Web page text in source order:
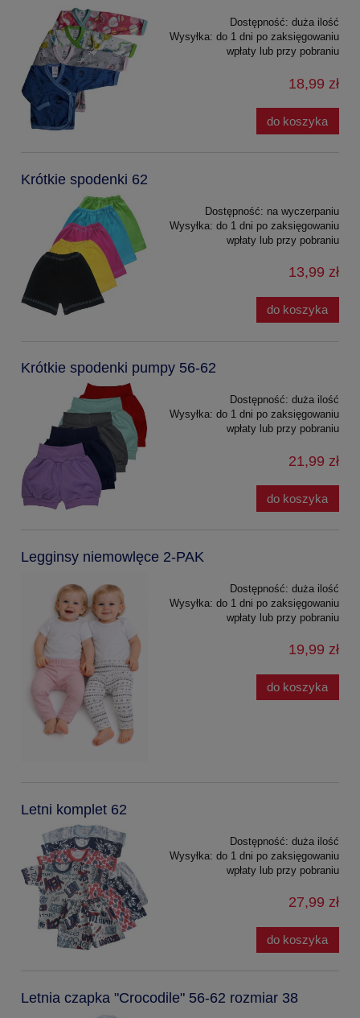
Dostępność: duża ilość
Wysyłka: do 1 dni po zaksięgowaniu
wpłaty lub przy pobraniu
18,99 zł
do koszyka
Krótkie spodenki 62
Dostępność: na wyczerpaniu
Wysyłka: do 1 dni po zaksięgowaniu
wpłaty lub przy pobraniu
13,99 zł
do koszyka
Krótkie spodenki pumpy 56-62
Dostępność: duża ilość
Wysyłka: do 1 dni po zaksięgowaniu
wpłaty lub przy pobraniu
21,99 zł
do koszyka
Legginsy niemowlęce 2-PAK
Dostępność: duża ilość
Wysyłka: do 1 dni po zaksięgowaniu
wpłaty lub przy pobraniu
19,99 zł
do koszyka
Letni komplet 62
Dostępność: duża ilość
Wysyłka: do 1 dni po zaksięgowaniu
wpłaty lub przy pobraniu
27,99 zł
do koszyka
Letnia czapka "Crocodile" 56-62 rozmiar 38